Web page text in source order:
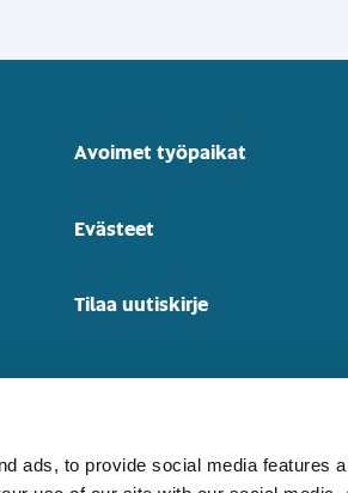
ads, to provide social media features
Avoimet työpaikat
Evästeet
Tilaa uutiskirje